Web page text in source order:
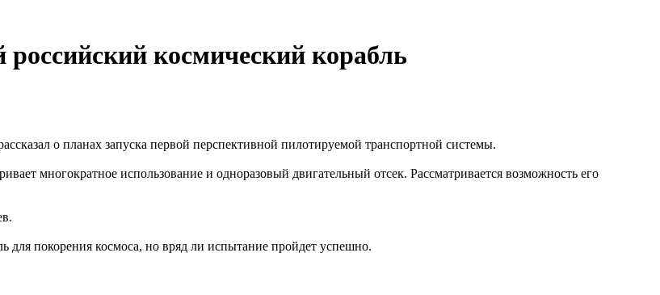
космический корабль
о планах запуска первой перспективной пилотируемой транспортной системы.
многократное использование и одноразовый двигательный отсек. Рассматривается возможность его
для покорения космоса, но вряд ли испытание пройдет успешно.